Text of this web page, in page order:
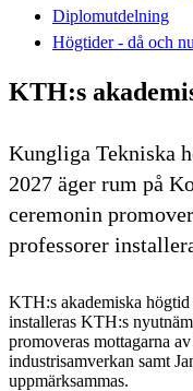
Diplomutdelning
Högtider - då och nu
KTH:s
Kungliga Tekniska
2027 äger rum på
ceremonin
professorer
KTH:s akademiska
installeras KTH:s
promoveras mottagarna
industrisamverkan samt
uppmärksammas.